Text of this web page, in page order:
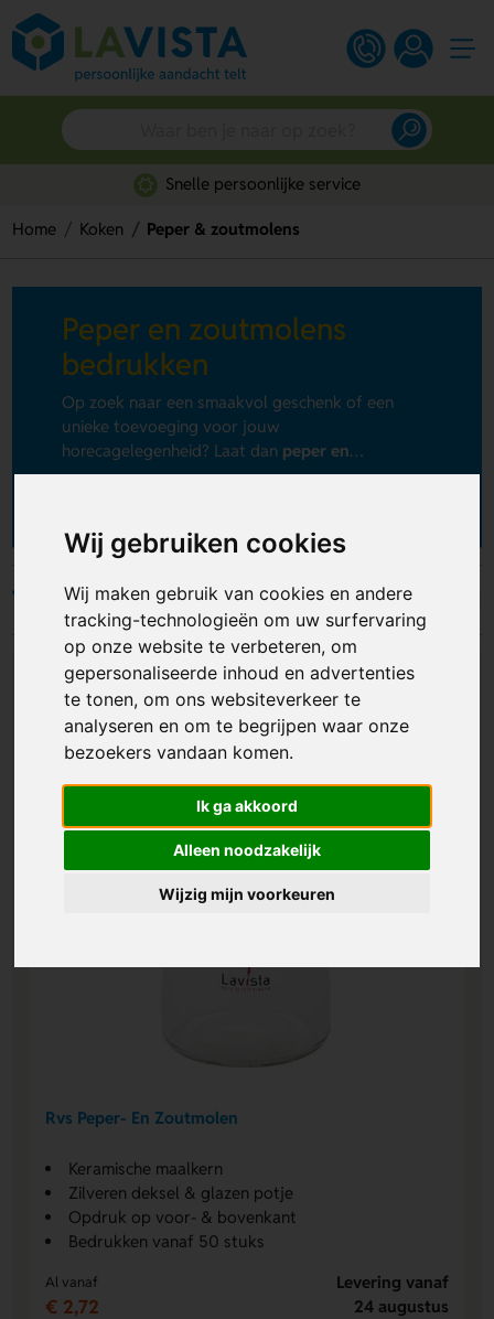
Wij gebruiken cookies
Wij maken gebruik van cookies en andere
tracking-technologieën om uw surfervaring
op onze website te verbeteren, om
gepersonaliseerde inhoud en advertenties
te tonen, om ons websiteverkeer te
analyseren en om te begrijpen waar onze
bezoekers vandaan komen.
Ik ga akkoord
Alleen noodzakelijk
Wijzig mijn voorkeuren
Snelle persoonlijke service
Home Koken Peper & zoutmolens
Peper en zoutmolens
bedrukken
Op zoek naar een smaakvol geschenk of een
unieke toevoeging voor jouw
horecagelegenheid? Laat dan peper en
zoutmolens bedrukken. Dit kan al vanaf 10 stuks
elektrische tot een houten peper en zoutstel, de
aan gerechten tijdens het koken of tijdens het
eten. Je kunt de peper en zoutmolens laten
bedrukken of graveren met een logo,
bedrijfsnaam of andere opdruk. Met een
gepersonaliseerd peper en zoutstel combineer je
functionaliteit met reclame!
Filters
Rvs Peper- En Zoutmolen
Keramische maalkern
Zilveren deksel & glazen potje
Opdruk op voor- & bovenkant
Bedrukken vanaf 50 stuks
Al vanaf
€ 2,72
Levering vanaf
24 augustus